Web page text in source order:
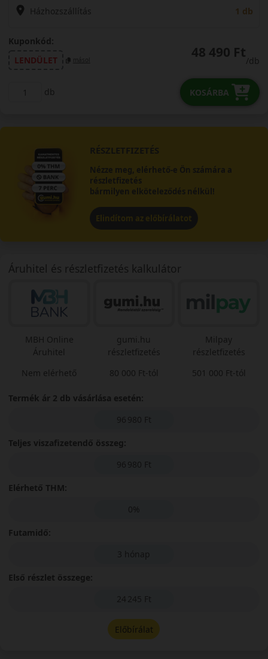
Házhozszállítás 1 db
Kuponkód:
LENDÜLET
másol 48 490 Ft
/db
db KOSÁRBA
RÉSZLETFIZETÉS
Nézze meg, elérhető-e Ön számára a
részletfizetés
bármilyen elköteleződés nélkül!
Elindítom az előbírálatot
Áruhitel és részletfizetés kalkulátor
MBH Online
Áruhitel
Nem elérhető
gumi.hu
részletfizetés
80 000 Ft-tól
Milpay
részletfizetés
501 000 Ft-tól
Termék ár 2 db vásárlása esetén:
96 980 Ft
Teljes viszafizetendő összeg:
96 980 Ft
Elérhető THM:
0%
Futamidő:
3 hónap
Első részlet összege:
24 245 Ft
Előbírálat